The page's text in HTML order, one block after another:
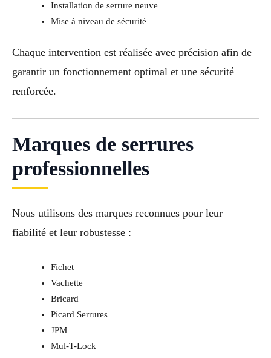
Installation de serrure neuve
Mise à niveau de sécurité
Chaque intervention est réalisée avec précision afin de
garantir un fonctionnement optimal et une sécurité
renforcée.
Marques de serrures
professionnelles
Nous utilisons des marques reconnues pour leur
fiabilité et leur robustesse :
Fichet
Vachette
Bricard
Picard Serrures
JPM
Mul-T-Lock